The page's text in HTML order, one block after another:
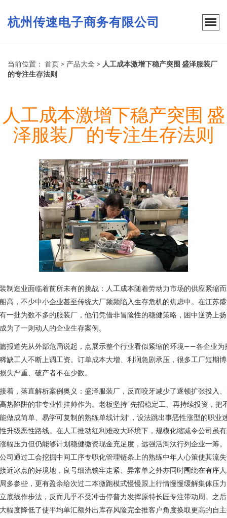
杭州传速电子商务有限公司
当前位置： 首页 > 产品大全 > 人工成本激增下稳产突围 盛泽服装厂
的专注生存法则
人工成本激增下稳产突围 盛
泽服装厂的专注生存法则
制造业面临着前所未有的挑战：人工成本随着劳动力市场的供应紧缩
高，不少中小企业甚至传统大厂频频陷入生存危机的焦虑中。在江苏
一批为数不多的服装厂，他们凭借非冒险性的稳健策略，困中逆势上
为了一则动人的企业生存案例。
报道先从外部危局说起，点展示整个行业看似紧缩的环境——各企业为
缺工人不断上调工资。订单成本大增、利润急剧承压，很多工厂短期
失严重、破产者不在少数。
着，落直解析案例奥义：盛泽服装厂，反而咬牙减少了逐顿扩张投入
热陷阱的非专业性挂帅作为。老板坚持“先招稳定工、再持续投资，把
做成简单、易学可复制的熟练单线计划”，设法跳出事恶性涨型的职业
升级恶性路线。在人工推动红利难改大环境下，规模化缩减令公司虽
幅压力但仍能够计划稳健缴资现金充足度，远强活淘汰行列企业一筹
司通过工会挖掘中间工序专职化管理链条上的熟练中年人心策使其流
近冰点的好境地，良号细流锁牢走紧、异常单之外亦同时围绕在有序
多参些，更有盈余给次过二本微跑模式慢慢跟上行情慢慢缓解集体压
底线作步法，反而几乎不受冲击停普力发挥原特长匠专注带动周。之
幅度降低了使平均单汇额外出库存风险完全推客户角度换取更高的自